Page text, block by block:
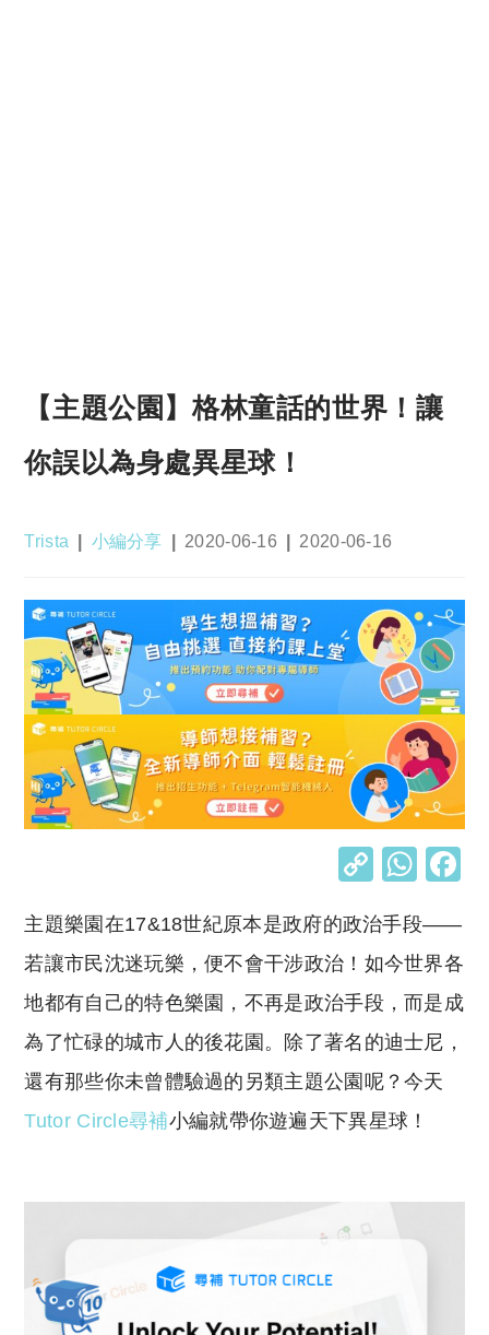
【主題公園】格林童話的世界！讓
你誤以為身處異星球！
Post
Trista
Post
小編分享
Post
2020-06-16
Post
2020-06-16
C
p
y
Li
n
k
W
at
s
A
p
p
主題樂園在17&18世紀原本是政府的政治手段——
若讓市民沈迷玩樂，便不會干涉政治！如今世界各
地都有自己的特色樂園，不再是政治手段，而是成
為了忙碌的城市人的後花園。除了著名的迪士尼，
還有那些你未曾體驗過的另類主題公園呢？今天
Tutor Circle尋補小編就帶你遊遍天下異星球！